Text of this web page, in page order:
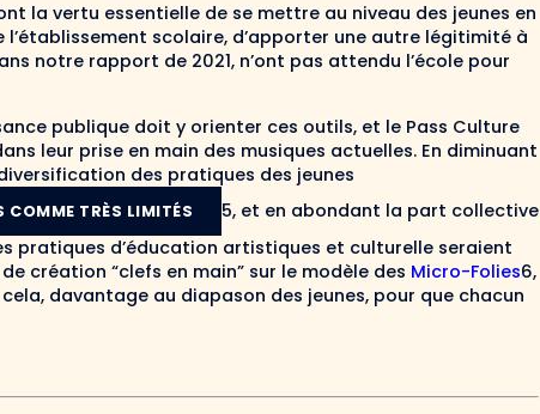
la vertu essentielle de se mettre au niveau des jeunes en
scolaire, d’apporter une autre légitimité à
notre rapport de 2021, n’ont pas attendu l’école pour
publique doit y orienter ces outils, et le Pass Culture
leur prise en main des musiques actuelles. En diminuant
des pratiques des jeunes
COMME TRÈS LIMITÉS
5, et en abondant la part collective
pratiques d’éducation artistiques et culturelle seraient
création “clefs en main” sur le modèle des Micro-Folies6,
davantage au diapason des jeunes, pour que chacun